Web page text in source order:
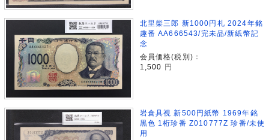
北里柴三郎 新1000円札 2024年銘
趣番 AA666543/完未品/新紙幣記
念
会員価格(税別)：
1,500
円
岩倉具視 新500円紙幣 1969年銘
黒色 1桁珍番 Z010777Z 珍番/未使
用